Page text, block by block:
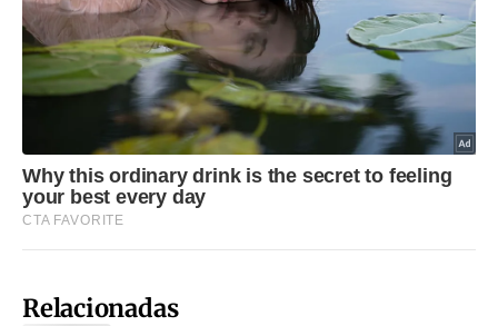
Relacionadas